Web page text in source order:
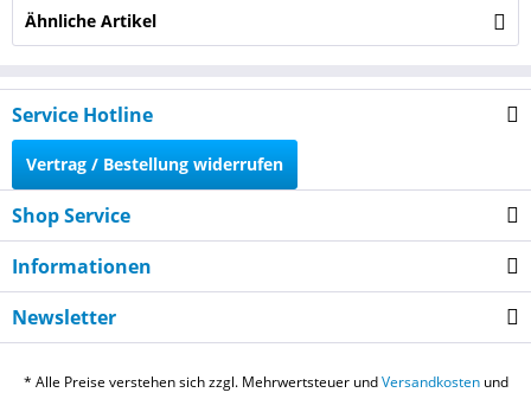
Ähnliche Artikel
Service Hotline
Vertrag / Bestellung widerrufen
Shop Service
Informationen
Newsletter
* Alle Preise verstehen sich zzgl. Mehrwertsteuer undVersandkostenund